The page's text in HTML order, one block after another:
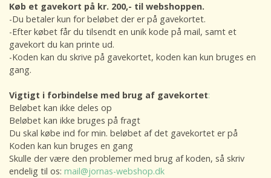
Køb et gavekort på kr. 200,- til webshoppen.
-Du betaler kun for beløbet der er på gavekortet.
-Efter købet får du tilsendt en unik kode på mail, samt et
gavekort du kan printe ud.
-Koden kan du skrive på gavekortet, koden kan kun bruges en
gang.
Vigtigt i forbindelse med brug af gavekortet:
Beløbet kan ikke deles op
Beløbet kan ikke bruges på fragt
Du skal købe ind for min. beløbet af det gavekortet er på
Koden kan kun bruges en gang
Skulle der være den problemer med brug af koden, så skriv
endelig til os: mail@jornas-webshop.dk